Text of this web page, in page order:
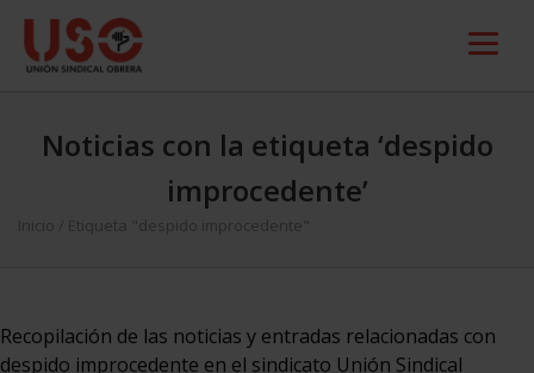
Noticias con la etiqueta ‘despido
improcedente’
Inicio Etiqueta "despido improcedente"
Recopilación de las noticias y entradas relacionadas con
despido improcedente en el sindicato Unión Sindical